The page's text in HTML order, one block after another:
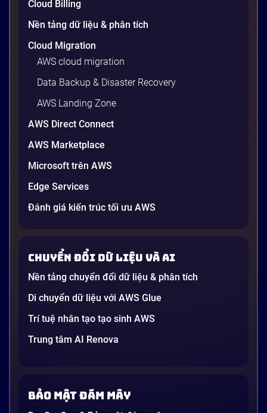
Generative AI là gì? Giải thích đơn giản
và ứng dụng cho doanh nghiệp Việt
Nam 2026
Gần đây, bạn có thể nghe đến thuật ngữ “Generative
startup công nghệ. Vấn đề là phần lớn lời giải thích
dường như chỉ được viết cho kỹ sư, không phải cho
người […]
21 phút
Cloud Billing
Nền tảng dữ liệu & phân tích
Cloud Migration
AWS cloud migration
Data Backup & Disaster Recovery
AWS Landing Zone
AWS Direct Connect
AWS Marketplace
Microsoft trên AWS
Edge Services
Đánh giá kiến trúc tối ưu AWS
Chuyển đổi dữ liệu và AI
Nền tảng chuyển đổi dữ liệu & phân tích
Di chuyển dữ liệu với AWS Glue
Trí tuệ nhân tạo tạo sinh AWS
Trung tâm AI Renova
Bảo mật đám mây